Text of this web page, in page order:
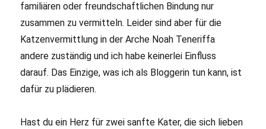
familiären oder freundschaftlichen Bindung nur
zusammen zu vermitteln. Leider sind aber für die
Katzenvermittlung in der Arche Noah Teneriffa
andere zuständig und ich habe keinerlei Einfluss
darauf. Das Einzige, was ich als Bloggerin tun kann, ist
dafür zu plädieren.
Hast du ein Herz für zwei sanfte Kater, die sich lieben